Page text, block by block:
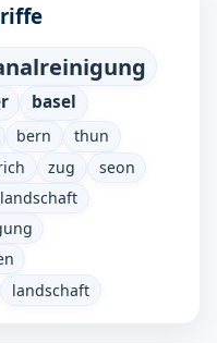
basel
bern
thun
zug
seon
landschaft